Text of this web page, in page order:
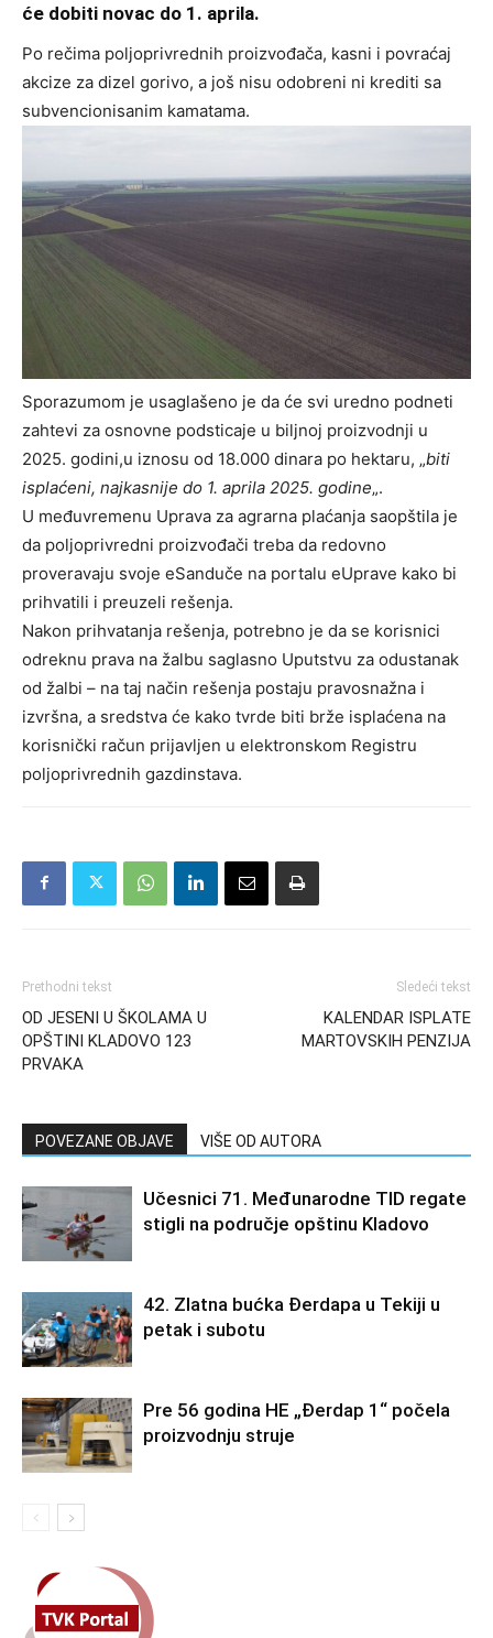
će dobiti novac do 1. aprila.
Po rečima poljoprivrednih proizvođača, kasni i povraćaj
akcize za dizel gorivo, a još nisu odobreni ni krediti sa
subvencionisanim kamatama.
Sporazumom je usaglašeno je da će svi uredno podneti
zahtevi za osnovne podsticaje u biljnoj proizvodnji u
2025. godini,u iznosu od 18.000 dinara po hektaru, „biti
isplaćeni, najkasnije do 1. aprila 2025. godine„.
U međuvremenu Uprava za agrarna plaćanja saopštila je
da poljoprivredni proizvođači treba da redovno
proveravaju svoje eSanduče na portalu eUprave kako bi
prihvatili i preuzeli rešenja.
Nakon prihvatanja rešenja, potrebno je da se korisnici
odreknu prava na žalbu saglasno Uputstvu za odustanak
od žalbi – na taj način rešenja postaju pravosnažna i
izvršna, a sredstva će kako tvrde biti brže isplaćena na
korisnički račun prijavljen u elektronskom Registru
poljoprivrednih gazdinstava.
Prethodni tekst
OD JESENI U ŠKOLAMA U
OPŠTINI KLADOVO 123
PRVAKA
Sledeći tekst
KALENDAR ISPLATE
MARTOVSKIH PENZIJA
POVEZANE OBJAVE VIŠE OD AUTORA
Učesnici 71. Međunarodne TID regate
stigli na područje opštinu Kladovo
42. Zlatna bućka Đerdapa u Tekiji u
petak i subotu
Pre 56 godina HE „Đerdap 1“ počela
proizvodnju struje